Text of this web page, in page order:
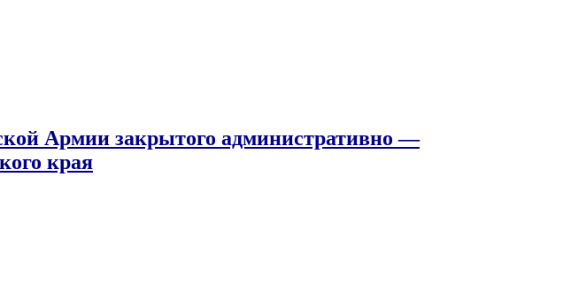
Армии закрытого административно —
края